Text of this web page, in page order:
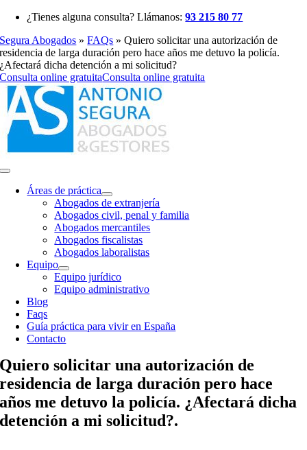
Saltar
contenido
¿Tienes alguna consulta? Llámanos:93 215 80 77
Segura Abogados »FAQs »Quiero solicitar una autorización de
residencia de larga duración pero hace años me detuvo la policía.
¿Afectará dicha detención a mi solicitud?
Consulta online gratuitaConsulta online gratuita
Toggle
NavigationÁreas de práctica
Abogados de extranjería
Abogados civil, penal y familia
Abogados mercantiles
Abogados fiscalistas
Abogados laboralistas
Equipo
Equipo jurídico
Equipo administrativo
Blog
Faqs
Guía práctica para vivir en España
Contacto
Quiero solicitar una autorización de
residencia de larga duración pero hace
años me detuvo la policía. ¿Afectará dicha
detención a mi solicitud?.